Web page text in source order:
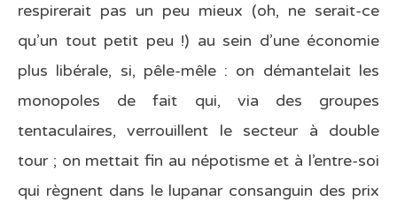
respirerait pas un peu mieux (oh, ne serait-ce
qu’un tout petit peu !) au sein d’une économie
plus libérale, si, pêle-mêle : on démantelait les
monopoles de fait qui, via des groupes
tentaculaires, verrouillent le secteur à double
tour ; on mettait fin au népotisme et à l’entre-soi
qui règnent dans le lupanar consanguin des prix